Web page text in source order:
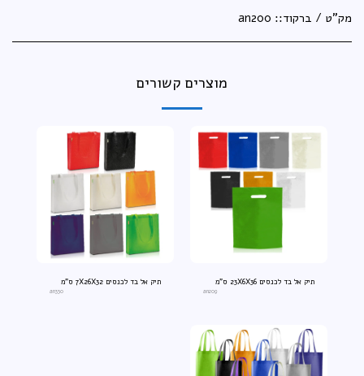
מק"ט / ברקוד:: an200
מוצרים קשורים
תיק אל בד לכנסים 23X6X36 ס"מ
an209
תיק אל בד לכנסים 7X26X32 ס"מ
an330